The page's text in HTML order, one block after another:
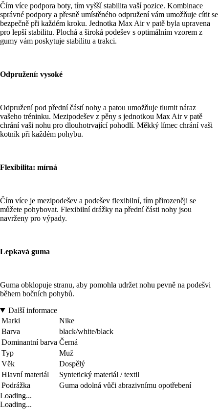
Čím více podpora boty, tím vyšší stabilita vaší pozice. Kombinace
správné podpory a přesně umístěného odpružení vám umožňuje cítit se
bezpečně při každém kroku. Jednotka Max Air v patě byla upravena
pro lepší stabilitu. Plochá a široká podešev s optimálním vzorem z
gumy vám poskytuje stabilitu a trakci.
Odpružení: vysoké
Odpružení pod přední částí nohy a patou umožňuje tlumit náraz
vašeho tréninku. Mezipodešev z pěny s jednotkou Max Air v patě
chrání vaši nohu pro dlouhotrvající pohodlí. Měkký límec chrání vaši
kotník při každém pohybu.
Flexibilita: mírná
Čím více je mezipodešev a podešev flexibilní, tím přirozeněji se
můžete pohybovat. Flexibilní drážky na přední části nohy jsou
navrženy pro výpady.
Lepkavá guma
Guma obklopuje stranu, aby pomohla udržet nohu pevně na podešvi
během bočních pohybů.
Další informace
Marki
Nike
Barva
black/white/black
Dominantní barva Černá
Typ
Muž
Věk
Dospělý
Hlavní materiál
Syntetický materiál / textil
Podrážka
Guma odolná vůči abrazivnímu opotřebení
Loading...
Loading...